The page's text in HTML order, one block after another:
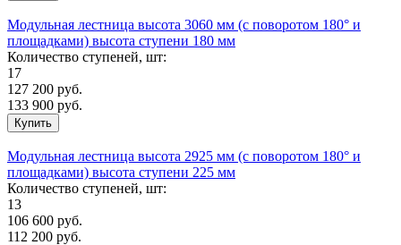
Модульная лестница высота 3060 мм (с поворотом 180° и
площадками) высота ступени 180 мм
Количество ступеней, шт:
17
127 200 руб.
133 900 руб.
Модульная лестница высота 2925 мм (с поворотом 180° и
площадками) высота ступени 225 мм
Количество ступеней, шт:
13
106 600 руб.
112 200 руб.